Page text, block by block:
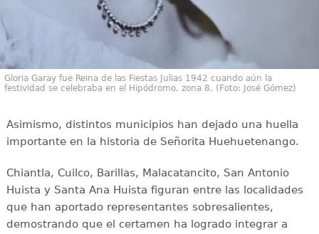
Gloria Garay fue Reina de las Fiestas Julias 1942 cuando aún la
festividad se celebraba en el Hipódromo, zona 8. (Foto: José Gómez)
Asimismo, distintos municipios han dejado una huella
importante en la historia de Señorita Huehuetenango.
Chiantla, Cuilco, Barillas, Malacatancito, San Antonio
Huista y Santa Ana Huista figuran entre las localidades
que han aportado representantes sobresalientes,
demostrando que el certamen ha logrado integrar a